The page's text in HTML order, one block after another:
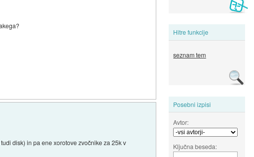
Hitre funkcije
seznam tem
Posebni izpisi
Avtor:
Ključna beseda:
disk) in pa ene xorotove zvočnike za 25k v